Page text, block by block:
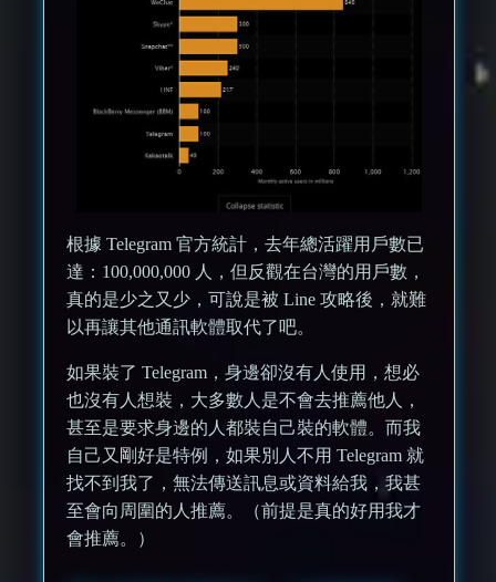
根據 Telegram 官方統計，去年總活躍用戶數已
達：100,000,000 人，但反觀在台灣的用戶數，
真的是少之又少，可說是被 Line 攻略後，就難
以再讓其他通訊軟體取代了吧。
如果裝了 Telegram，身邊卻沒有人使用，想必
也沒有人想裝，大多數人是不會去推薦他人，
甚至是要求身邊的人都裝自己裝的軟體。而我
自己又剛好是特例，如果別人不用 Telegram 就
找不到我了，無法傳送訊息或資料給我，我甚
至會向周圍的人推薦。（前提是真的好用我才
會推薦。）